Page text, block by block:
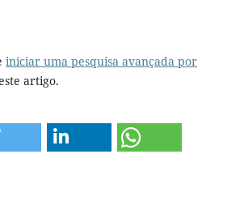
iniciar uma pesquisa avançada por
artigo.